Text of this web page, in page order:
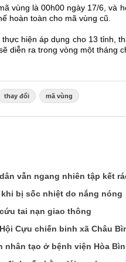
vùng là 00h00 ngày 17/6, và
hoàn toàn cho mã vùng cũ.
hiện áp dụng cho 13 tỉnh,
diễn ra trong vòng một tháng
thay đổi mã vùng
vẫn ngang nhiên tập kết
bị sốc nhiệt do nắng nóng
tai nạn giao thông
Cựu chiến binh xã Châu
nhân tạo ở bệnh viện Hòa